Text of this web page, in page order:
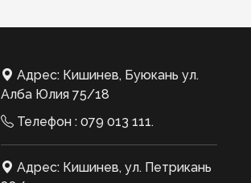
Адрес: Кишинев, Буюкань ул.
Алба Юлия 75/18
Телефон : 079 013 111.
Адрес: Кишинев, ул. Петрикань